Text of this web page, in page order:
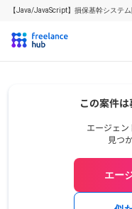
【Java/JavaScript】損保基幹システ
エー